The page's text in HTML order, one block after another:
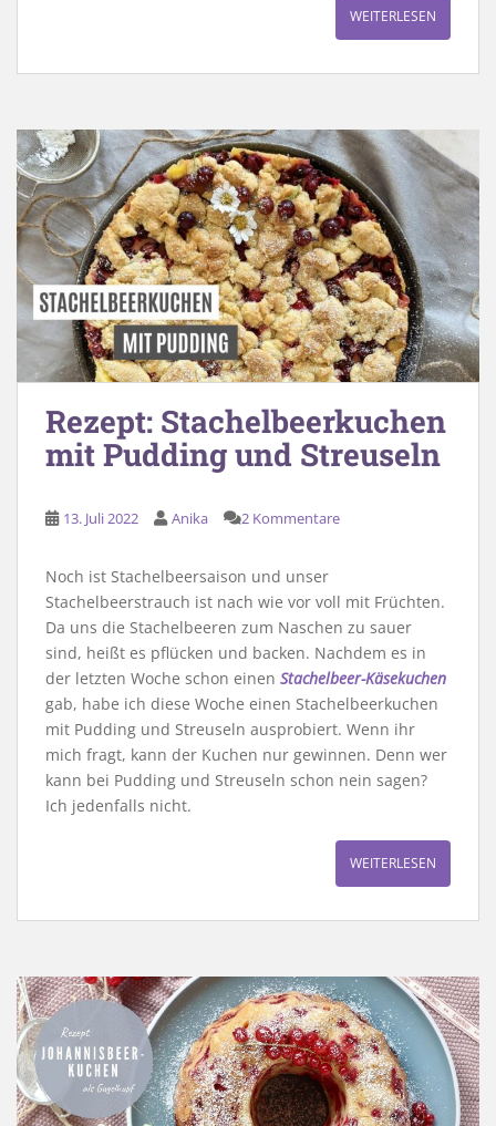
WEITERLESEN
Rezept: Stachelbeerkuchen
mit Pudding und Streuseln
13. Juli 2022 Anika 2 Kommentare
Noch ist Stachelbeersaison und unser
Stachelbeerstrauch ist nach wie vor voll mit Früchten.
Da uns die Stachelbeeren zum Naschen zu sauer
sind, heißt es pflücken und backen. Nachdem es in
der letzten Woche schon einen Stachelbeer-Käsekuchen
gab, habe ich diese Woche einen Stachelbeerkuchen
mit Pudding und Streuseln ausprobiert. Wenn ihr
mich fragt, kann der Kuchen nur gewinnen. Denn wer
kann bei Pudding und Streuseln schon nein sagen?
Ich jedenfalls nicht.
WEITERLESEN